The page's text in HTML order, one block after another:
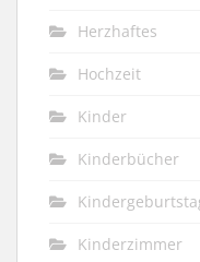
Herzhaftes
Hochzeit
Kinder
Kinderbücher
Kinderzimmer